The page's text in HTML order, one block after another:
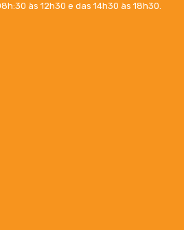
às 12h30 e das 14h30 às 18h30.